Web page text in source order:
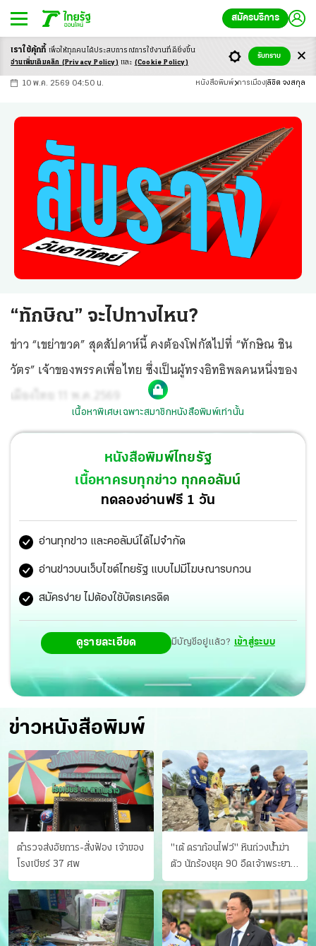
สมัครบริการ
-ก ก ก+
10 พ.ค. 2569 04:50 น. หนังสือพิมพ์ การเมือง ลิขิต จงสกุล
“ทักษิณ” จะไปทางไหน?
ข่าว “เขย่าขวด” สุดสัปดาห์นี้ คงต้องโฟกัสไปที่ “ทักษิณ ชิน
วัตร” เจ้าของพรรคเพื่อไทย ซึ่งเป็นผู้ทรงอิทธิพลคนหนึ่งของ
เมืองไทย 11 พ.ค.2569
เนื้อหาพิเศษเฉพาะสมาชิกหนังสือพิมพ์เท่านั้น
หนังสือพิมพ์ไทยรัฐ
เนื้อหาครบทุกข่าว ทุกคอลัมน์
ทดลองอ่านฟรี 1 วัน
อ่านทุกข่าว และคอลัมน์ได้ไม่จำกัด
อ่านข่าวบนเว็บไซต์ไทยรัฐ แบบไม่มีโฆษณารบกวน
สมัครง่าย ไม่ต้องใช้บัตรเครดิต
ดูรายละเอียด มีบัญชีอยู่แล้ว? เข้าสู่ระบบ
ข่าวหนังสือพิมพ์
ตำรวจส่งอัยการ-สั่งฟ้อง เจ้าของ
โรงเบียร์ 37 ศพ
"เต้ ดราก้อนไฟว์" หินถ่วงน้ำฆ่า
ตัว นักร้องยุค 90 อืดเจ้าพระยา
แฟนหาตัววุ่น เครียดธุรกิจ!
เราใช้คุ้กกี้ เพื่อให้ทุกคนได้ประสบการณ์การใช้งานที่ดียิ่งขึ้น
อ่านเพิ่มเติมคลิก (Privacy Policy) และ (Cookie Policy)
รับทราบ